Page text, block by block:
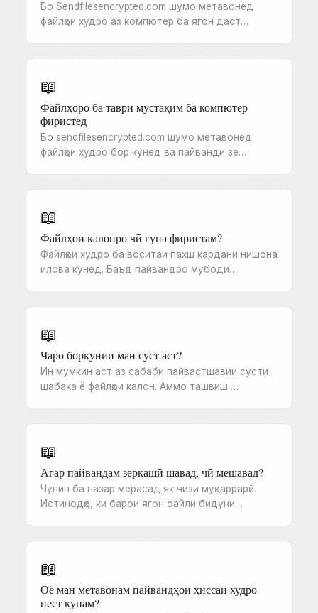
Бо Sendfilesencrypted.com шумо метавонед
файлҳои худро аз компютер ба ягон даст…
📖
Файлҳоро ба таври мустақим ба компютер
фиристед
Бо sendfilesencrypted.com шумо метавонед
файлҳои худро бор кунед ва пайванди зе…
📖
Файлҳои калонро чӣ гуна фиристам?
Файлҳои худро ба воситаи пахш кардани нишона
илова кунед. Баъд пайвандро мубоди…
📖
Чаро боркунии ман суст аст?
Ин мумкин аст аз сабаби пайвастшавии сусти
шабака ё файлҳои калон. Аммо ташвиш …
📖
Агар пайвандам зеркашӣ шавад, чӣ мешавад?
Чунин ба назар мерасад як чизи муқаррарӣ.
Истинодҳо, ки барои ягон файли бидуни…
📖
Оё ман метавонам пайвандҳои ҳиссаи худро
нест кунам?